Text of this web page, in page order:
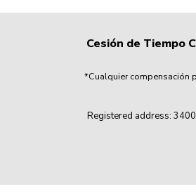
Cesión de Tiempo
*Cualquier compensación
Registered address: